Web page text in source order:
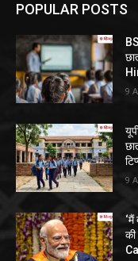
POPULAR POSTS
9
9
‘मैं